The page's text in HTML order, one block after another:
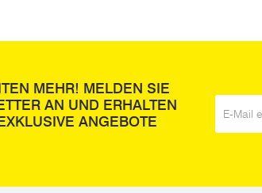
MEHR! MELDEN SIE
AN UND ERHALTEN
ANGEBOTE